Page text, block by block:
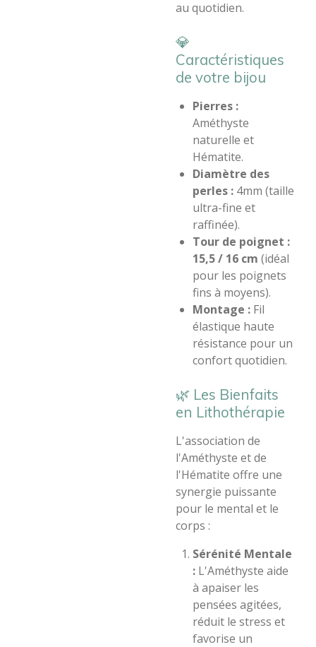
au quotidien.
​💎
Caractéristiques
de votre bijou
Pierres :
Améthyste
naturelle et
Hématite.
Diamètre des
perles : 4mm (taille
ultra-fine et
raffinée).
Tour de poignet :
15,5 / 16 cm (idéal
pour les poignets
fins à moyens).
Montage : Fil
élastique haute
résistance pour un
confort quotidien.
​🌿 Les Bienfaits
en Lithothérapie
​L'association de
l'Améthyste et de
l'Hématite offre une
synergie puissante
pour le mental et le
corps :
Sérénité Mentale
: L'Améthyste aide
à apaiser les
pensées agitées,
réduit le stress et
favorise un